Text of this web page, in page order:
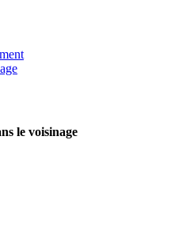
le voisinage